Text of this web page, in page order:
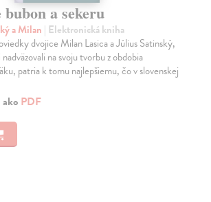
a sekeru
a Milan | Elektronická kniha
dvojice Milan Lasica a Július Satinský,
na svoju tvorbu z obdobia
patria k tomu najlepšiemu, čo v slovenskej
PDF